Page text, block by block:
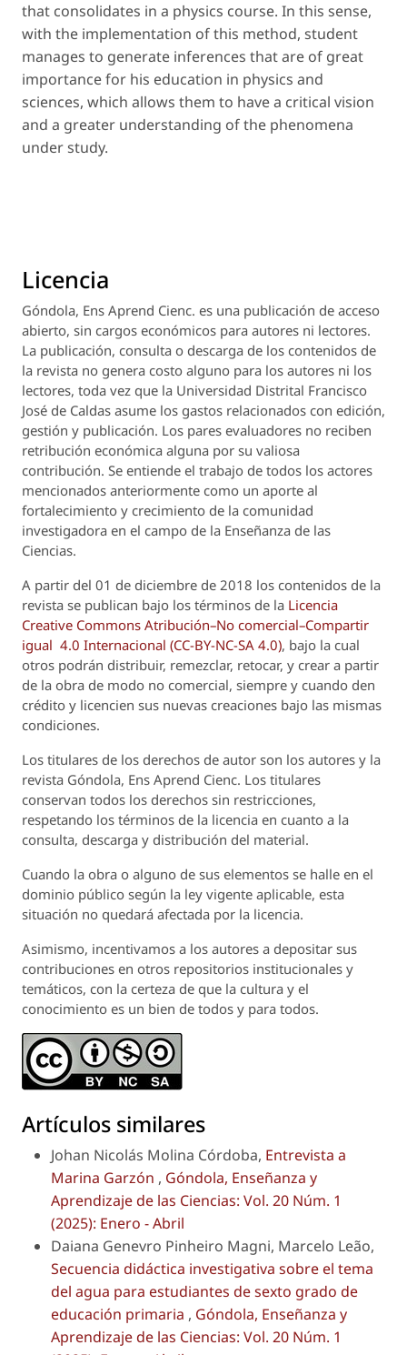
that consolidates in a physics course. In this sense,
with the implementation of this method, student
manages to generate inferences that are of great
importance for his education in physics and
sciences, which allows them to have a critical vision
and a greater understanding of the phenomena
under study.
Licencia
Góndola, Ens Aprend Cienc. es una publicación de acceso
abierto, sin cargos económicos para autores ni lectores.
La publicación, consulta o descarga de los contenidos de
la revista no genera costo alguno para los autores ni los
lectores, toda vez que la Universidad Distrital Francisco
José de Caldas asume los gastos relacionados con edición,
gestión y publicación. Los pares evaluadores no reciben
retribución económica alguna por su valiosa
contribución. Se entiende el trabajo de todos los actores
mencionados anteriormente como un aporte al
fortalecimiento y crecimiento de la comunidad
investigadora en el campo de la Enseñanza de las
Ciencias.
A partir del 01 de diciembre de 2018 los contenidos de la
revista se publican bajo los términos de la Licencia
Creative Commons Atribución–No comercial–Compartir
igual 4.0 Internacional (CC-BY-NC-SA 4.0), bajo la cual
otros podrán distribuir, remezclar, retocar, y crear a partir
de la obra de modo no comercial, siempre y cuando den
crédito y licencien sus nuevas creaciones bajo las mismas
condiciones.
Los titulares de los derechos de autor son los autores y la
revista Góndola, Ens Aprend Cienc. Los titulares
conservan todos los derechos sin restricciones,
respetando los términos de la licencia en cuanto a la
consulta, descarga y distribución del material.
Cuando la obra o alguno de sus elementos se halle en el
dominio público según la ley vigente aplicable, esta
situación no quedará afectada por la licencia.
Asimismo, incentivamos a los autores a depositar sus
contribuciones en otros repositorios institucionales y
temáticos, con la certeza de que la cultura y el
conocimiento es un bien de todos y para todos.
Artículos similares
Johan Nicolás Molina Córdoba, Entrevista a
Marina Garzón , Góndola, Enseñanza y
Aprendizaje de las Ciencias: Vol. 20 Núm. 1
(2025): Enero - Abril
Daiana Genevro Pinheiro Magni, Marcelo Leão,
Secuencia didáctica investigativa sobre el tema
del agua para estudiantes de sexto grado de
educación primaria , Góndola, Enseñanza y
Aprendizaje de las Ciencias: Vol. 20 Núm. 1